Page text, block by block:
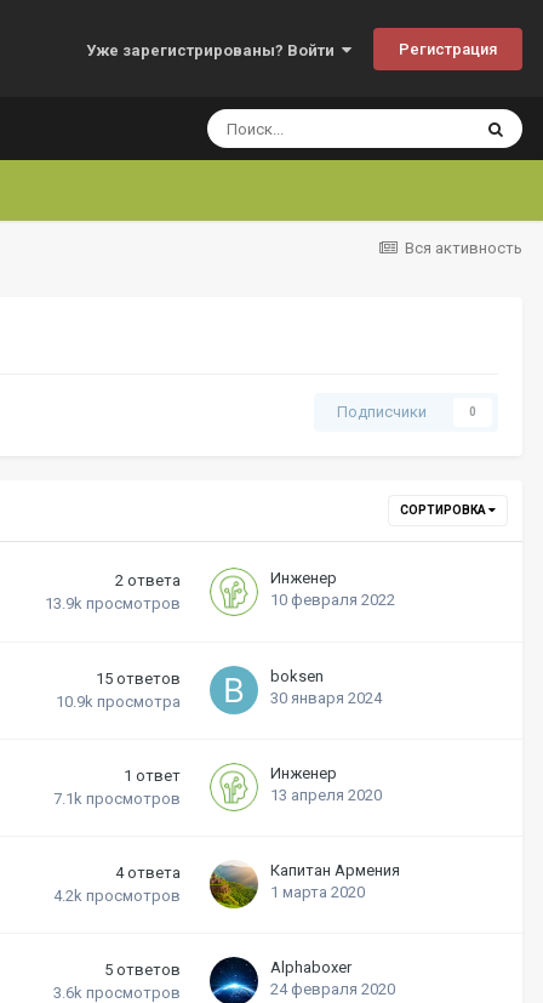
Уже зарегистрированы? Войти Регистрация
Вся активность
Подписчики 0
СОРТИРОВКА
2 ответа
13.9k просмотров
Инженер
10 февраля 2022
15 ответов
10.9k просмотра
boksen
30 января 2024
1 ответ
7.1k просмотров
Инженер
13 апреля 2020
4 ответа
4.2k просмотров
Капитан Армения
1 марта 2020
5 ответов
3.6k просмотров
Alphaboxer
24 февраля 2020